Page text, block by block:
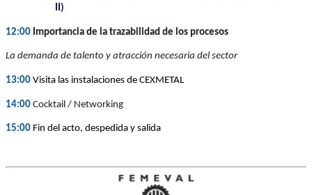
II)
12:00 Importancia de la trazabilidad de los procesos
La demanda de talento y atracción necesaria del sector
13:00 Visita las instalaciones de CEXMETAL
14:00 Cocktail / Networking
15:00 Fin del acto, despedida y salida